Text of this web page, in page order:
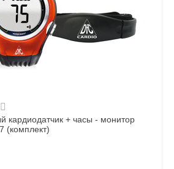
кардиодатчик + часы - монитор
(комплект)